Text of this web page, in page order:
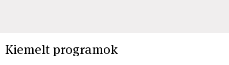
Kiemelt programok